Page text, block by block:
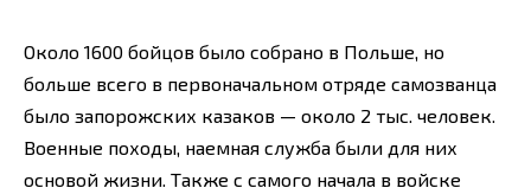
Около 1600 бойцов было собрано в Польше, но
больше всего в первоначальном отряде самозванца
было запорожских казаков — около 2 тыс. человек.
Военные походы, наемная служба были для них
основой жизни. Также с самого начала в войске